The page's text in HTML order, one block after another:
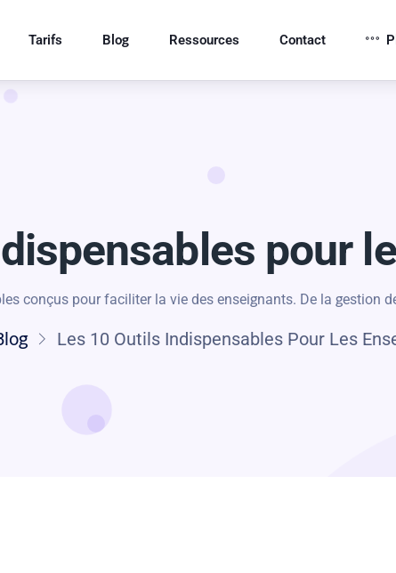
Tarifs Blog Ressources Contact
pour
conçus pour faciliter la vie des enseignants. De la gestion
Les 10 Outils Indispensables Pour Les